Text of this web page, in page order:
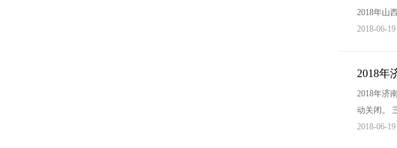
2018年山
2018-06-19
2018年
2018年济
动关闭。
2018-06-19